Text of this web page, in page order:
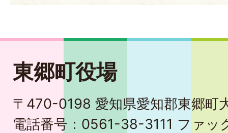
東郷町役場
〒470-0198 愛知県愛知郡東郷町
電話番号：0561-38-3111 ファ